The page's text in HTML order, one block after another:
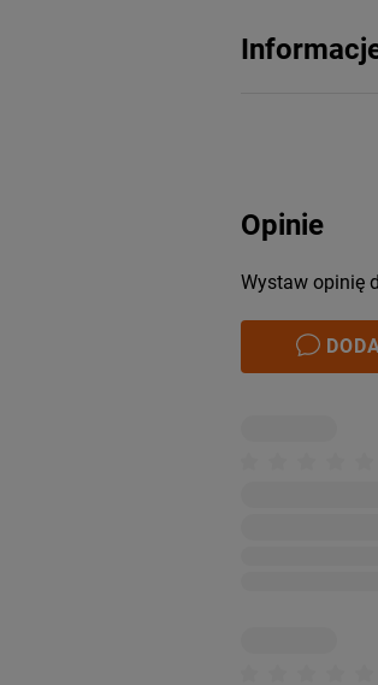
Opinie
Wystaw opinię